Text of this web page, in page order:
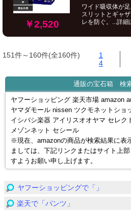
￥2,520
ワイド吸収体が
スリットとギャ
レを防ぐ。...詳細
151件～160件(全160件) 1
4
通販の宝石箱 検
ヤフーショッピング 楽天市場 amazon
ヤマダモール nissen ツクモネットショ
イシバシ楽器 アイリスオオヤマ セレク
メゾンネット セシール
※現在、amazonの商品が検索結果に表
ましては、下記リンクまたはサイト上
すようお願い申し上げます。
ヤフーショッピングで「」
楽天で「パンツ」